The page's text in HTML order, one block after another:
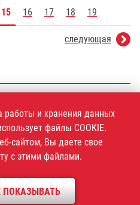
15 16 17 18 19
следующая
925-77-90
«Актив»
и хранения данных
файлы COOKIE.
сайтом, Вы даете свое
с этими файлами.
ПОКАЗЫВАТЬ